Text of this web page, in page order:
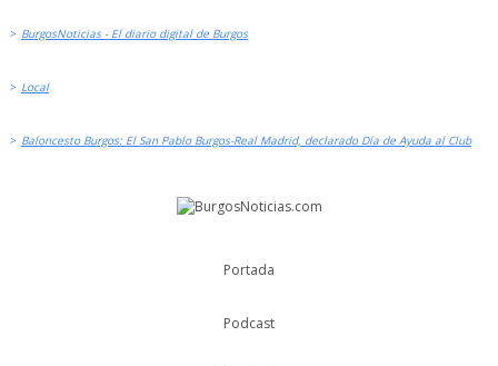
> BurgosNoticias - El diario digital de Burgos
> Local
> Baloncesto Burgos: El San Pablo Burgos-Real Madrid, declarado Día de Ayuda al Club
Portada
Podcast